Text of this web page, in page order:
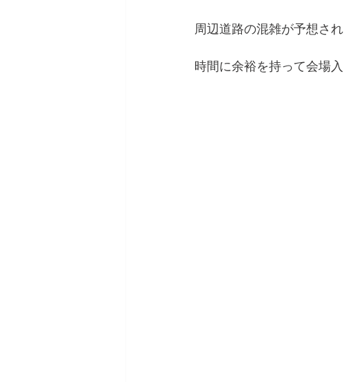
周辺道路の混雑が予想さ
時間に余裕を持って会場入